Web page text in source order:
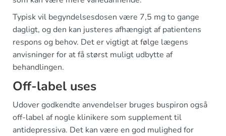
Typisk vil begyndelsesdosen være 7,5 mg to gange
dagligt, og den kan justeres afhængigt af patientens
respons og behov. Det er vigtigt at følge lægens
anvisninger for at få størst muligt udbytte af
behandlingen.
Off-label uses
Udover godkendte anvendelser bruges buspiron også
off-label af nogle klinikere som supplement til
antidepressiva. Det kan være en god mulighed for